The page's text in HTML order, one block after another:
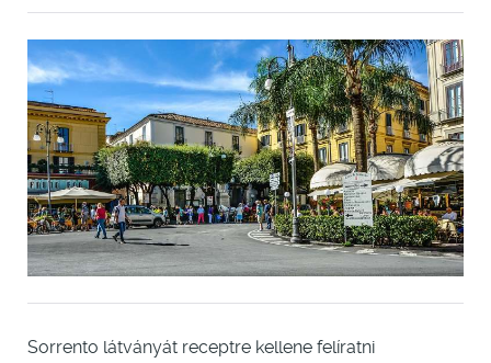
Sorrento látványát receptre kellene felíratni